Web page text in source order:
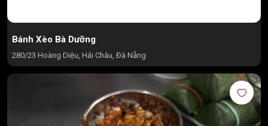
Bánh Xèo Bà Dưỡng
280/23 Hoàng Diệu, Hải Châu, Đà Nẵng